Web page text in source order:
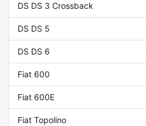
DS DS 3 Crossback
DS DS 5
DS DS 6
Fiat 600
Fiat 600E
Fiat Topolino